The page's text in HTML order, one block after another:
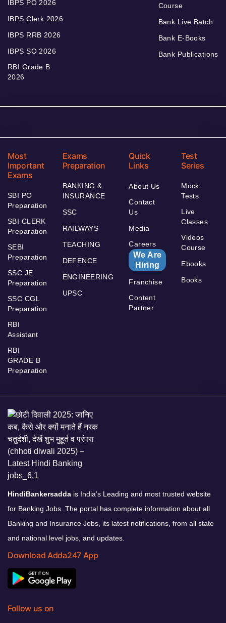
IBPS PO 2026
IBPS Clerk 2026
IBPS RRB 2026
IBPS SO 2026
RBI Grade B
2026
Course
Bank Live Batch
Bank E-Books
Bank Publications
Most
Important
Exams
SBI PO
Preparation
SBI CLERK
Preparation
SEBI
Preparation
SSC JE
Preparation
SSC CGL
Preparation
RBI
Assistant
RBI
GRADE B
Preparation
Exams
Preparation
BANKING &
INSURANCE
SSC
RAILWAYS
TEACHING
DEFENCE
ENGINEERING
UPSC
Quick
Links
About Us
Contact
Us
Media
Careers
We Are
Hiring
Franchise
Content
Partner
Test
Series
Mock
Tests
Live
Classes
Videos
Course
Ebooks
Books
HindiBankersadda is India’s Leading and most trusted website
for Banking Jobs. The portal has complete information about all
Banking and Insurance Jobs, its latest notifications, from all state
and national level jobs, and updates.
Download Adda247 App
Follow us on